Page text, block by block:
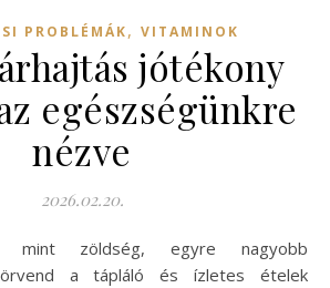
PROBLÉMÁK, VITAMINOK
jótékony
egészségünkre
nézve
2026.02.20.
örvend a tápláló és ízletes ételek